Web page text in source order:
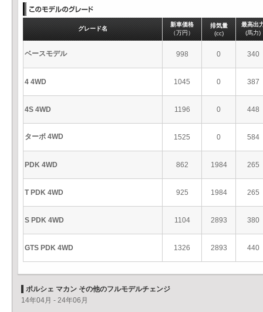
グレード名
新車価格
（万円）
排気量
(cc)
最高出
(馬力)
ベースモデル 998 0 340
4 4WD 1045 0 387
4S 4WD 1196 0 448
ターボ 4WD 1525 0 584
PDK 4WD 862 1984 265
T PDK 4WD 925 1984 265
S PDK 4WD 1104 2893 380
GTS PDK 4WD 1326 2893 440
ポルシェ マカン その他のフルモデルチェンジ
14年04月 - 24年06月